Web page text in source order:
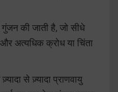
की जाती है, जो सीधे
अत्यधिक क्रोध या चिंता
से ज़्यादा प्राणवायु